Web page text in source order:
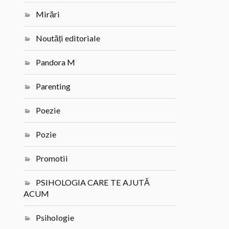
Mirări
Noutăți editoriale
Pandora M
Parenting
Poezie
Pozie
Promotii
PSIHOLOGIA CARE TE AJUTĂ
ACUM
Psihologie